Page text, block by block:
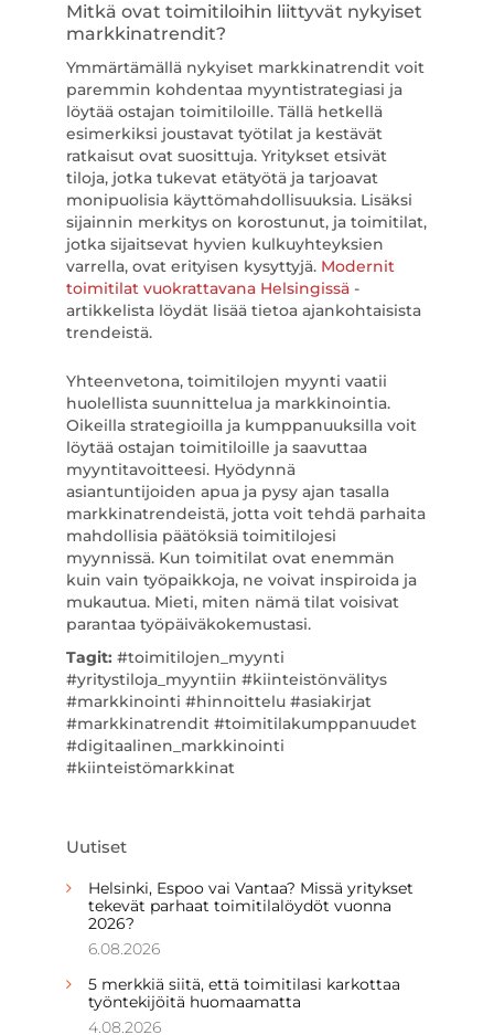
Mitkä ovat toimitiloihin liittyvät nykyiset
markkinatrendit?
Ymmärtämällä nykyiset markkinatrendit voit
paremmin kohdentaa myyntistrategiasi ja
löytää ostajan toimitiloille. Tällä hetkellä
esimerkiksi joustavat työtilat ja kestävät
ratkaisut ovat suosittuja. Yritykset etsivät
tiloja, jotka tukevat etätyötä ja tarjoavat
monipuolisia käyttömahdollisuuksia. Lisäksi
sijainnin merkitys on korostunut, ja toimitilat,
jotka sijaitsevat hyvien kulkuyhteyksien
varrella, ovat erityisen kysyttyjä. Modernit
toimitilat vuokrattavana Helsingissä-
artikkelista löydät lisää tietoa ajankohtaisista
trendeistä.
Yhteenvetona, toimitilojen myynti vaatii
huolellista suunnittelua ja markkinointia.
Oikeilla strategioilla ja kumppanuuksilla voit
löytää ostajan toimitiloille ja saavuttaa
myyntitavoitteesi. Hyödynnä
asiantuntijoiden apua ja pysy ajan tasalla
markkinatrendeistä, jotta voit tehdä parhaita
mahdollisia päätöksiä toimitilojesi
myynnissä. Kun toimitilat ovat enemmän
kuin vain työpaikkoja, ne voivat inspiroida ja
mukautua. Mieti, miten nämä tilat voisivat
parantaa työpäiväkokemustasi.
Tagit: #toimitilojen_myynti
#yritystiloja_myyntiin #kiinteistönvälitys
#markkinointi #hinnoittelu #asiakirjat
#markkinatrendit #toimitilakumppanuudet
#digitaalinen_markkinointi
#kiinteistömarkkinat
Uutiset
Helsinki, Espoo vai Vantaa? Missä yritykset
tekevät parhaat toimitilalöydöt vuonna
2026?
6.08.2026
5 merkkiä siitä, että toimitilasi karkottaa
työntekijöitä huomaamatta
4.08.2026